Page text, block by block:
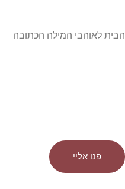
הבית לאוהבי המילה הכתובה
פנו אליי